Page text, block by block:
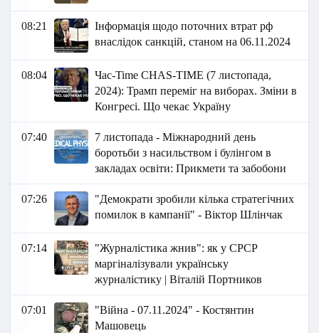
08:21
Інформація щодо поточних втрат рф
внаслідок санкцій, станом на 06.11.2024
08:04
Час-Time CHAS-TIME (7 листопада,
2024): Трамп переміг на виборах. Зміни в
Конгресі. Що чекає Україну
07:40
7 листопада - Міжнародний день
боротьби з насильством і булінгом в
закладах освіти: Прикмети та забобони
07:26
"Демократи зробили кілька стратегічних
помилок в кампанії" - Віктор Шлінчак
07:14
"Журналістика жнив": як у СРСР
маргіналізували українську
журналістику | Віталій Портников
07:01
"Війна - 07.11.2024" - Костянтин
Машовець